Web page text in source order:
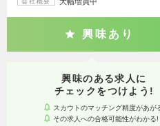
会社概要
興味あり
興味のある求人に
チェックをつけよう!
スカウトのマッチング精度があが
その求人への合格可能性がわかる!